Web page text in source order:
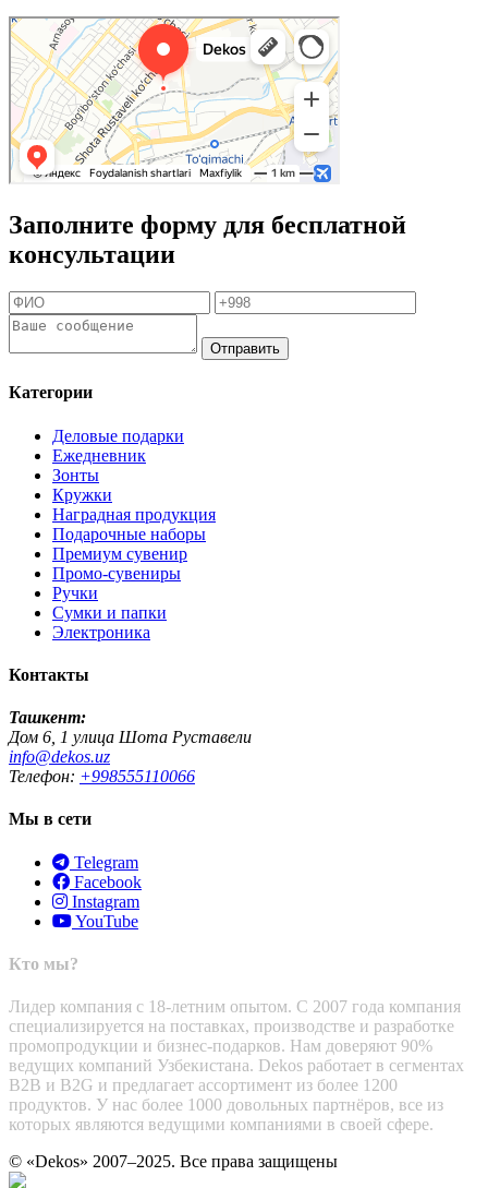
Заполните форму для бесплатной
консультации
Отправить
Категории
Деловые подарки
Ежедневник
Зонты
Кружки
Наградная продукция
Подарочные наборы
Премиум сувенир
Промо-сувениры
Ручки
Сумки и папки
Электроника
Контакты
Ташкент:
Дом 6, 1 улица Шота Руставели
info@dekos.uz
Телефон: +998555110066
Мы в сети
Telegram
Facebook
Instagram
YouTube
Кто мы?
Лидер компания с 18-летним опытом. С 2007 года компания
специализируется на поставках, производстве и разработке
промопродукции и бизнес-подарков. Нам доверяют 90%
ведущих компаний Узбекистана. Dekos работает в сегментах
B2B и B2G и предлагает ассортимент из более 1200
продуктов. У нас более 1000 довольных партнёров, все из
которых являются ведущими компаниями в своей сфере.
© «Dekos» 2007–2025. Все права защищены